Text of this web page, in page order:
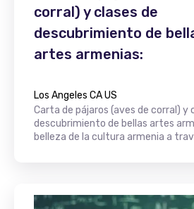
corral) y clases de
descubrimiento de
artes armenias:
Los Angeles CA US
Carta de pájaros (aves de corral) y
descubrimiento de bellas artes
belleza de la cultura armenia a